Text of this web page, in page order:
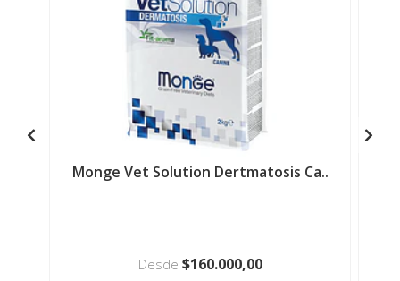
Monge Vet Solution Dertmatosis Ca..
Desde $160.000,00